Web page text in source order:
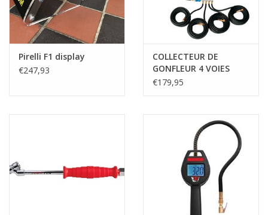
Pirelli F1 display
€247,93
COLLECTEUR DE
GONFLEUR 4 VOIES
€179,95